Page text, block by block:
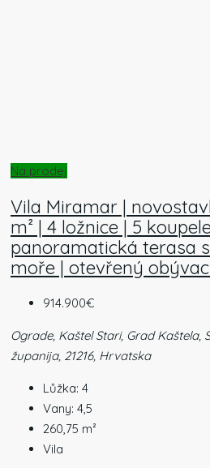
Na prodej
Vila Miramar |
m² | 4 ložnice | 5
panoramatická terasa
moře | otevřený
914.900€
Ograde, Kaštel Stari, Grad Kaštela,
županija, 21216, Hrvatska
Lůžka: 4
Vany: 4,5
260,75 m²
Vila